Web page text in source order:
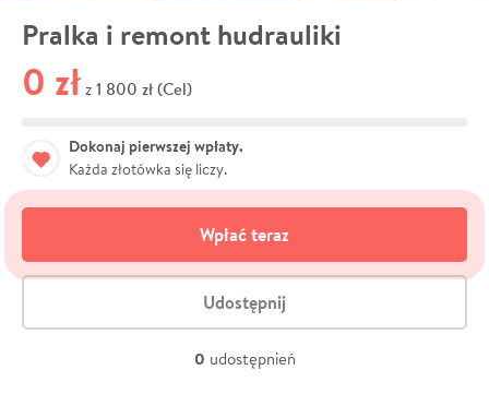
Pralka i remont hudrauliki
0 zł z 1 800 zł (Cel)
Dokonaj pierwszej wpłaty.
Każda złotówka się liczy.
Wpłać teraz
Udostępnij
0 udostępnień